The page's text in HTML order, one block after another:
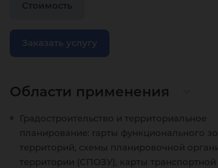
Стоимость
Заказать услугу
Области применения
Градостроительство и территориальное
планирование: rарты функционального
территорий, схемы планировочной
территории (СПОЗУ), карты транспортной